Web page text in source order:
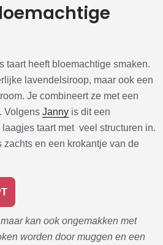
taart heeft bloemachtige smaken.
lavendelsiroop, maar ook een
Je combineert ze met een
Volgens Janny is dit een
laagjes taart met veel structuren in.
zachts en een krokantje van de
kan ook ongemakken met
worden door muggen en een